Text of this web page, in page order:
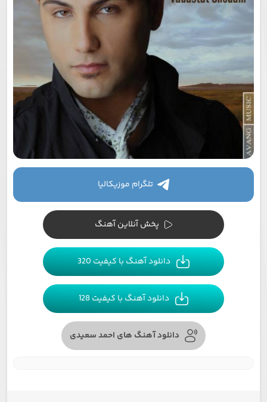
تلگرام موزیکالیا
پخش آنلاین آهنگ
دانلود آهنگ با کیفیت 320
دانلود آهنگ با کیفیت 128
دانلود آهنگ های احمد سعیدی